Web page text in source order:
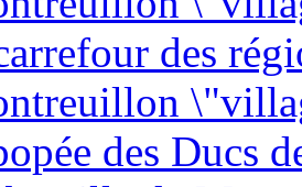
des
des Ducs